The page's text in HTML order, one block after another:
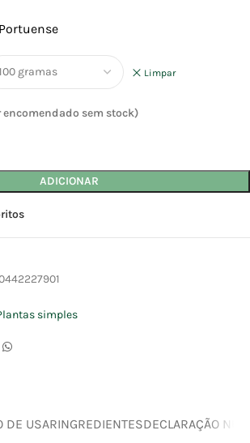
Limpar
encomendado sem stock)
ADICIONAR
simples
DE USARINGREDIENTESDECLARAÇÃO